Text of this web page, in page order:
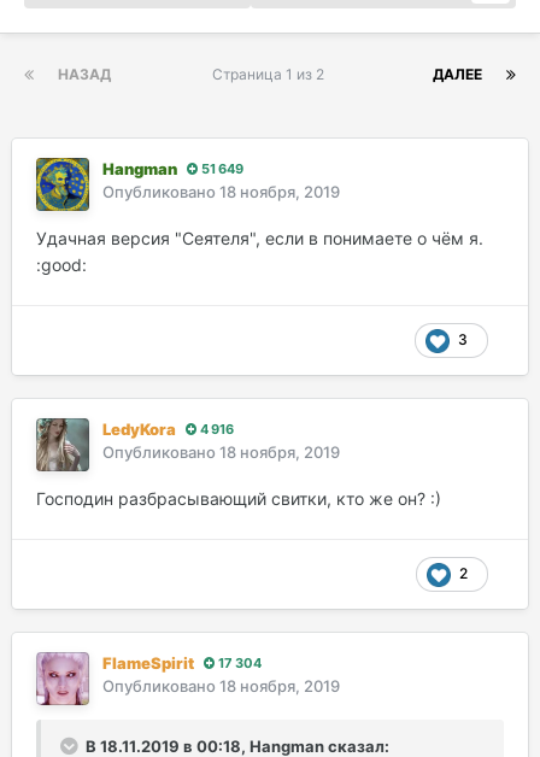
НАЗАД ДАЛЕЕ
Страница 1 из 2
Hangman 51 649
Опубликовано 18 ноября, 2019
Удачная версия "Сеятеля", если в понимаете о чём я.
:good:
3
LedyKora 4 916
Опубликовано 18 ноября, 2019
Господин разбрасывающий свитки, кто же он? :)
2
FlameSpirit 17 304
Опубликовано 18 ноября, 2019
В 18.11.2019 в 00:18, Hangman сказал: